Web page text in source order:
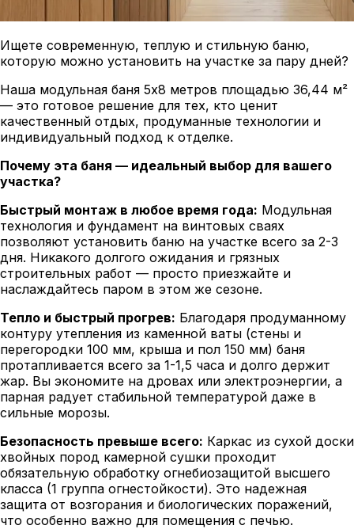
Ищете современную, теплую и стильную баню,
которую можно установить на участке за пару дней?
Наша модульная баня 5х8 метров площадью 36,44 м²
— это готовое решение для тех, кто ценит
качественный отдых, продуманные технологии и
индивидуальный подход к отделке.
Почему эта баня — идеальный выбор для вашего
участка?
Быстрый монтаж в любое время года: Модульная
технология и фундамент на винтовых сваях
позволяют установить баню на участке всего за 2-3
дня. Никакого долгого ожидания и грязных
строительных работ — просто приезжайте и
наслаждайтесь паром в этом же сезоне.
Тепло и быстрый прогрев: Благодаря продуманному
контуру утепления из каменной ваты (стены и
перегородки 100 мм, крыша и пол 150 мм) баня
протапливается всего за 1-1,5 часа и долго держит
жар. Вы экономите на дровах или электроэнергии, а
парная радует стабильной температурой даже в
сильные морозы.
Безопасность превыше всего: Каркас из сухой доски
хвойных пород камерной сушки проходит
обязательную обработку огнебиозащитой высшего
класса (1 группа огнестойкости). Это надежная
защита от возгорания и биологических поражений,
что особенно важно для помещения с печью.